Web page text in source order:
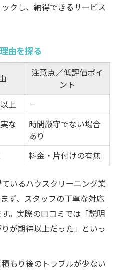
クし、納得できるサービス
由を探る
注意点／低評価ポイ
ント
上 －
な
時間厳守でない場合
あり
料金・片付けの有無
いるハウスクリーニング業
ず、スタッフの丁寧な対応
。実際の口コミでは「説明
が期待以上だった」といっ
もり後のトラブルが少ない